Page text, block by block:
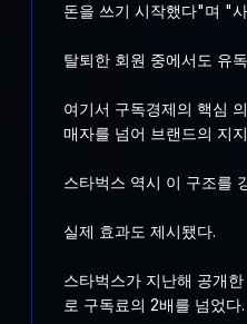
돈을 쓰기 시작했다"며 "
탈퇴한 회원 중에서도 유
여기서 구독경제의 핵심
매자를 넘어 브랜드의 지
스타벅스 역시 이 구조를
실제 효과도 제시됐다.
스타벅스가 지난해 공개
로 구독료의 2배를 넘었